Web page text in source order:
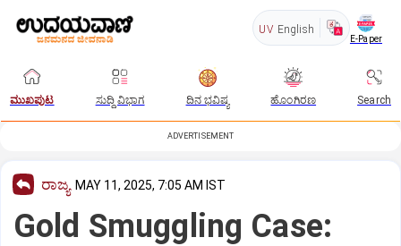
UV English
E-Paper
ಮುಖಪುಟ ಸುದ್ದಿ ವಿಭಾಗ ದಿನ ಭವಿಷ್ಯ ಹೊಂಗಿರಣ Search
ADVERTISEMENT
ರಾಜ್ಯ MAY 11, 2025, 7:05 AM IST
Gold Smuggling Case: